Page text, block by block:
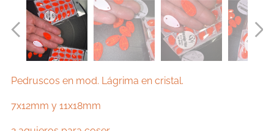
Pedruscos en mod. Lágrima en cristal.
7x12mm y 11x18mm